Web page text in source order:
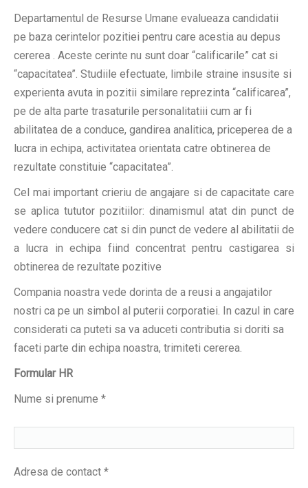
Departamentul de Resurse Umane evalueaza candidatii
pe baza cerintelor pozitiei pentru care acestia au depus
cererea . Aceste cerinte nu sunt doar “calificarile” cat si
“capacitatea”. Studiile efectuate, limbile straine insusite si
experienta avuta in pozitii similare reprezinta “calificarea”,
pe de alta parte trasaturile personalitatiii cum ar fi
abilitatea de a conduce, gandirea analitica, priceperea de a
lucra in echipa, activitatea orientata catre obtinerea de
rezultate constituie “capacitatea”.
Cel mai important crieriu de angajare si de capacitate care
se aplica tututor pozitiilor: dinamismul atat din punct de
vedere conducere cat si din punct de vedere al abilitatii de
a lucra in echipa fiind concentrat pentru castigarea si
obtinerea de rezultate pozitive
Compania noastra vede dorinta de a reusi a angajatilor
nostri ca pe un simbol al puterii corporatiei. In cazul in care
considerati ca puteti sa va aduceti contributia si doriti sa
faceti parte din echipa noastra, trimiteti cererea.
Formular HR
Nume si prenume *
Adresa de contact *